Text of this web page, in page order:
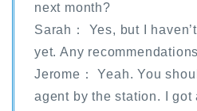
next month?
Sarah： Yes, but I
yet. Any
Jerome： Yeah. You
agent by the station. I got